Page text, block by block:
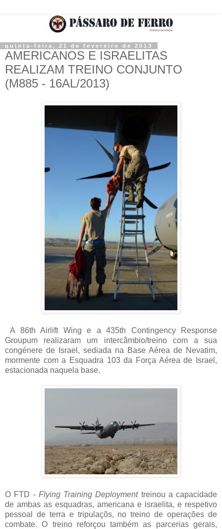
quinta-feira, 21 de fevereiro de 2013
AMERICANOS E ISRAELITAS
REALIZAM TREINO CONJUNTO
(M885 - 16AL/2013)
A 86th Airlift Wing e a 435th Contingency Response
Groupum realizaram um intercâmbio/treino com a sua
congénere de Israel, sediada na Base Aérea de Nevatim,
mormente com a Esquadra 103 da Força Aérea de Israel,
estacionada naquela base.
O FTD - Flying Training Deploymenttreinou a capacidade
de ambas as esquadras, americana e israelita, e respetivo
pessoal de terra e tripulaçõs, no treino de operações de
combate.O treino reforçoutambémas parcerias gerais,